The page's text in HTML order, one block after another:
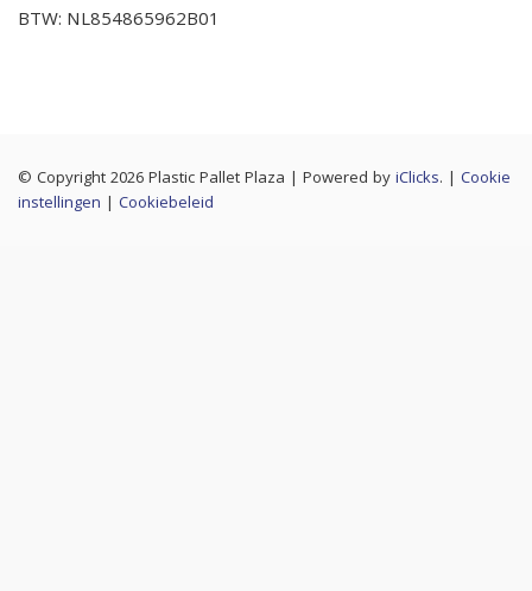
BTW: NL854865962B01
© Copyright 2026 Plastic Pallet Plaza | Powered byiClicks. | Cookie
instellingen | Cookiebeleid